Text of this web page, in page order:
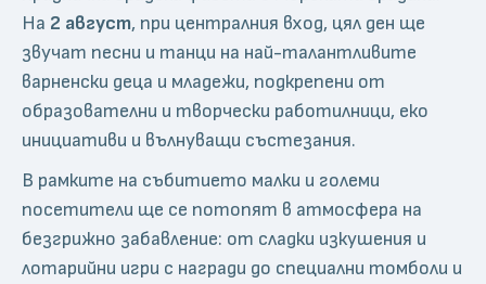
На 2 август, при централния вход, цял ден ще
звучат песни и танци на най-талантливите
варненски деца и младежи, подкрепени от
образователни и творчески работилници, еко
инициативи и вълнуващи състезания.
В рамките на събитието малки и големи
посетители ще се потопят в атмосфера на
безгрижно забавление: от сладки изкушения и
лотарийни игри с награди до специални томболи и